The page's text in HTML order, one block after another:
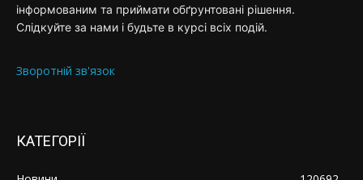
інформованим та приймати обґрунтовані рішення.
Слідкуйте за нами і будьте в курсі всіх подій.
Зворотній зв'язок
КАТЕГОРІЇ